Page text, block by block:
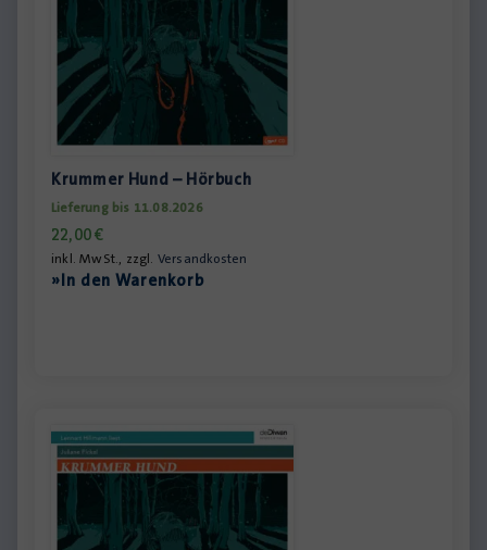
Krummer Hund – Hörbuch
Lieferung bis 11.08.2026
22,00€
inkl. MwSt., zzgl. Versandkosten
»In den Warenkorb